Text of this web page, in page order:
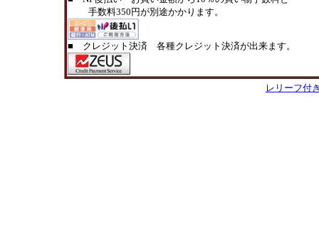
手数料350円が別途かかります。
■ クレジット決済 各種クレジット決済が出来ます。
レリーフ付